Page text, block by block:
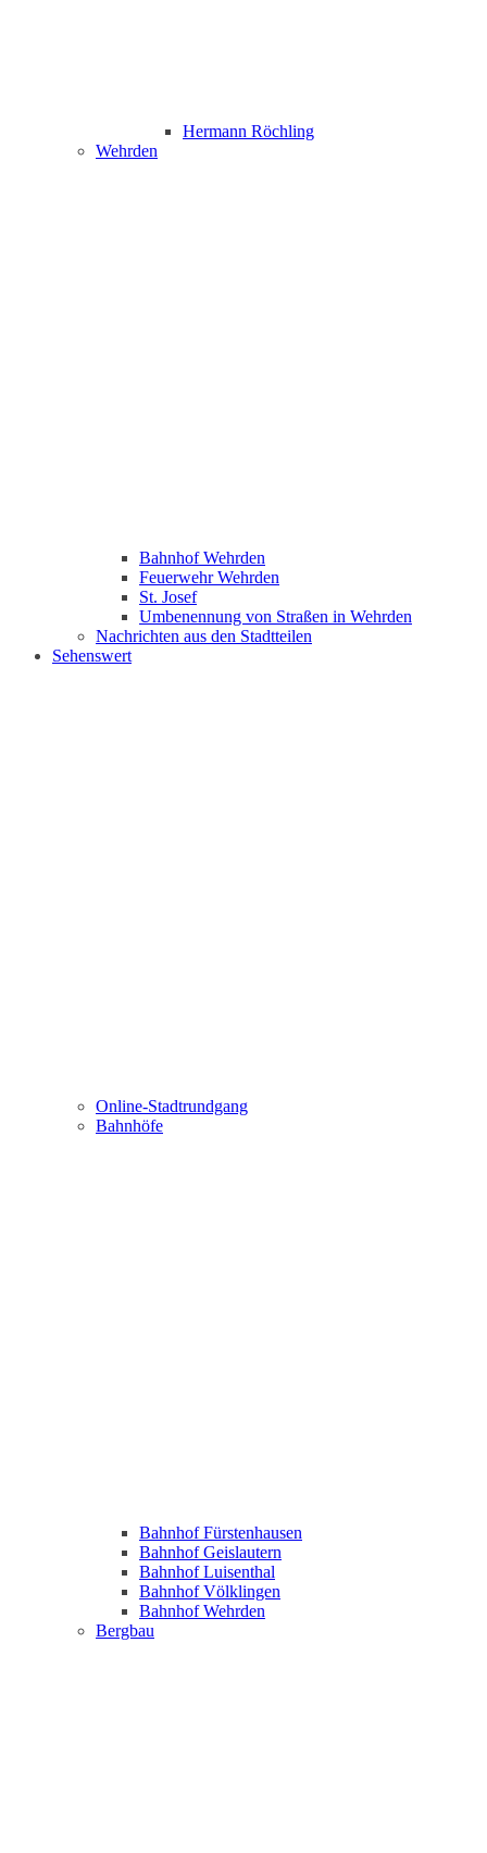
Hermann Röchling
Wehrden
Bahnhof Wehrden
Feuerwehr Wehrden
St. Josef
Umbenennung von Straßen in Wehrden
Nachrichten aus den Stadtteilen
Sehenswert
Online-Stadtrundgang
Bahnhöfe
Bahnhof Fürstenhausen
Bahnhof Geislautern
Bahnhof Luisenthal
Bahnhof Völklingen
Bahnhof Wehrden
Bergbau